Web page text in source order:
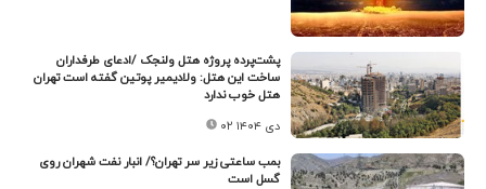
پشت‌پرده پروژه هتل ولنجک /ادعای طرفداران
ساخت این هتل: ولادیمیر پوتین گفته است تهران
هتل خوب ندارد
۰۲ دی ۱۴۰۴
بمب ساعتی زیر سر تهران؟/ انبار نفت شهران روی
گسل است